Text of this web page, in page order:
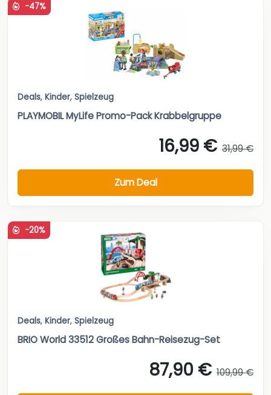
-47%
Deals, Kinder, Spielzeug
PLAYMOBIL MyLife Promo-Pack Krabbelgruppe
16,99 € 31,99 €
Zum Deal
-20%
Deals, Kinder, Spielzeug
BRIO World 33512 Großes Bahn-Reisezug-Set
87,90 € 109,99 €